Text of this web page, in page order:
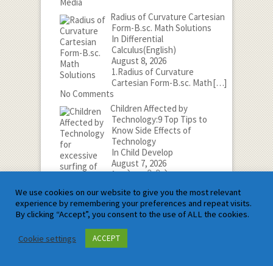
Radius of Curvature Cartesian
Form-B.sc. Math Solutions
In Differential
Calculus(English)
August 8, 2026
1.Radius of Curvature
Cartesian Form-B.sc. Math[…]
No Comments
Children Affected by
Technology:9 Top Tips to
Know Side Effects of
Technology
In Child Develop
August 7, 2026
1.बच्चे तकनीकी से
[…]
No Comments
In 12th Mathematics(English),
JEE MAINS Maths(English)
We use cookies on our website to give you the most relevant
experience by remembering your preferences and repeat visits.
By clicking “Accept”, you consent to the use of ALL the cookies.
Cookie settings ACCEPT